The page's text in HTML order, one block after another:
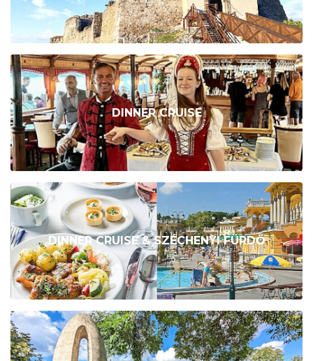
DINNER CRUISE
DINNER CRUISE & SZÉCHENYI FÜRDŐ